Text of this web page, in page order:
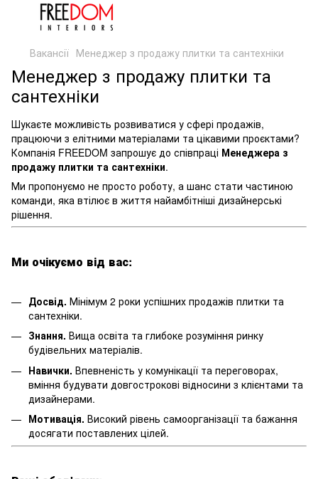
Вакансії Менеджер з продажу плитки та сантехніки
Менеджер з продажу плитки та
сантехніки
Шукаєте можливість розвиватися у сфері продажів,
працюючи з елітними матеріалами та цікавими проєктами?
Компанія FREEDOM запрошує до співпраці Менеджера з
продажу плитки та сантехніки.
Ми пропонуємо не просто роботу, а шанс стати частиною
команди, яка втілює в життя найамбітніші дизайнерські
рішення.
Ми очікуємо від вас:
Досвід. Мінімум 2 роки успішних продажів плитки та
сантехніки.
Знання. Вища освіта та глибоке розуміння ринку
будівельних матеріалів.
Навички. Впевненість у комунікації та переговорах,
вміння будувати довгострокові відносини з клієнтами та
дизайнерами.
Мотивація. Високий рівень самоорганізації та бажання
досягати поставлених цілей.